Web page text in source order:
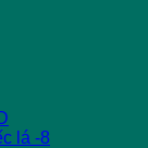
lá -8